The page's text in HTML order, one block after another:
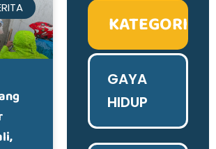
KATEGORI
GAYA
HIDUP